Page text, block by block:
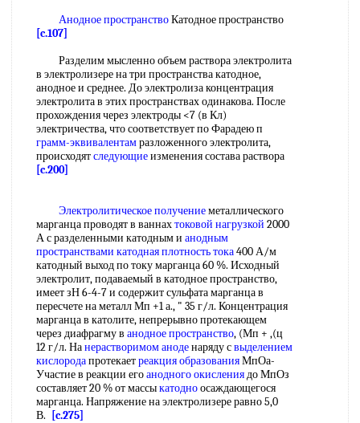
Анодное пространствоКатодное пространство
[c.107]
Разделим мысленно объем раствора электролита
в электролизере на три пространства катодное,
анодное и среднее. До электролиза концентрация
электролита в этих пространствах одинакова. После
прохождения через электроды <7 (в Кл)
электричества, что соответствует по Фарадею п
грамм-эквивалентамразложенного электролита,
происходятследующиеизменения состава раствора
[c.200]
Электролитическое получениеметаллического
марганца проводят в ваннахтоковой нагрузкой 2000
А с разделенными катодным и анодным
пространствами катодная плотность тока400 А/м
катодный выход по току марганца 60 %. Исходный
электролит, подаваемый в катодное пространство,
имеет зН 6-4-7 и содержит сульфата марганца в
пересчете на металл Мп +1 а., " 35 г/л. Концентрация
марганца в католите, непрерывно протекающем
через диафрагму в анодное пространство, (Мп + ,(ц
12 г/л. Нанерастворимом аноденаряду свыделением
кислородапротекаетреакция образованияМпОа-
Участие в реакции егоанодного окислениядо МпОз
составляет 20 % от массыкатодноосаждающегося
марганца. Напряжение на электролизере равно 5,0
В.
[c.275]